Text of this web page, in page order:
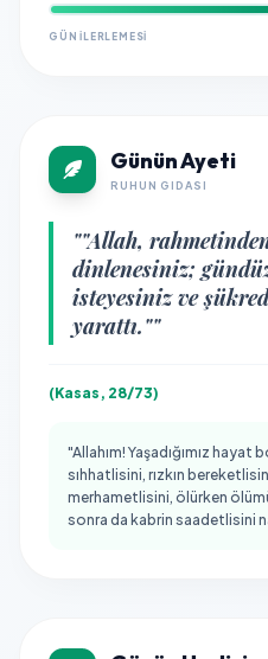
GÜN İLERLEMESI
Günün Ayeti
RUHUN GIDASI
""Allah,
dinlenesiniz;
isteyesiniz ve
yarattı.""
(Kasas, 28/73)
"Allahım! Yaşadığımız hayat
sıhhatlisini, rızkın
merhametlisini, ölürken
sonra da kabrin saadetlisini